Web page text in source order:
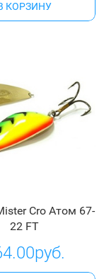
КОРЗИНУ
Cro Атом 67-
22 FT